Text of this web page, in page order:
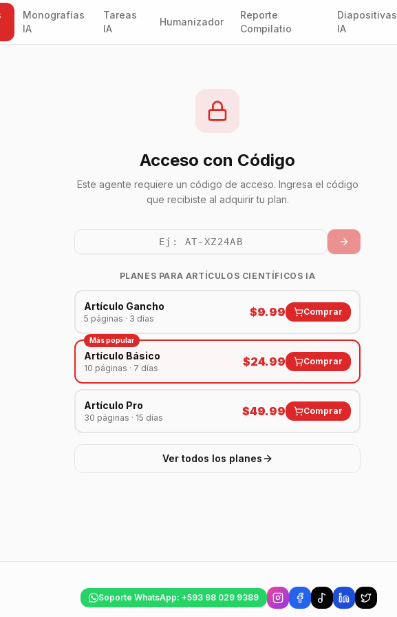
Monografías
IA
Tareas
IA
Humanizador
Reporte
Compilatio
Diapositivas
IA
Acceso con Código
Este agente requiere un código de acceso. Ingresa el código
que recibiste al adquirir tu plan.
PLANES PARA ARTÍCULOS CIENTÍFICOS IA
Artículo Gancho
5 páginas · 3 días $9.99 Comprar
Más popular
Artículo Básico
10 páginas · 7 días $24.99 Comprar
Artículo Pro
30 páginas · 15 días $49.99 Comprar
Ver todos los planes
Soporte WhatsApp: +593 98 029 9389